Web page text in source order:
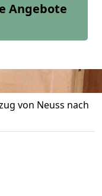
Angebote
von Neuss nach